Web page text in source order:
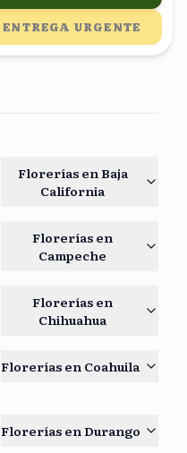
ENTREGA URGENTE
Florerías enBaja
California
Florerías en
Campeche
Florerías en
Chihuahua
Florerías en Coahuila
Florerías enDurango